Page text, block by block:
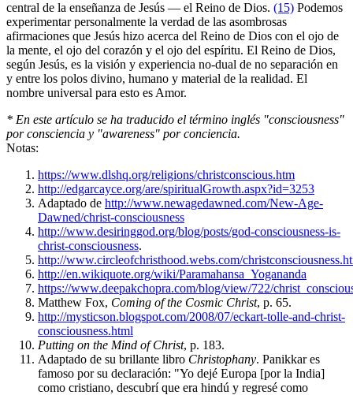
central de la enseñanza de Jesús ― el Reino de Dios. (15) Podemos
experimentar personalmente la verdad de las asombrosas
afirmaciones que Jesús hizo acerca del Reino de Dios con el ojo de
la mente, el ojo del corazón y el ojo del espíritu. El Reino de Dios,
según Jesús, es la visión y experiencia no-dual de no separación en
y entre los polos divino, humano y material de la realidad. El
nombre universal para esto es Amor.
* En este artículo se ha traducido el término inglés "consciousness"
por consciencia y "awareness" por conciencia.
Notas:
https://www.dlshq.org/religions/christconscious.htm
http://edgarcayce.org/are/spiritualGrowth.aspx?id=3253
Adaptado de http://www.newagedawned.com/New-Age-
Dawned/christ-consciousness
http://www.desiringgod.org/blog/posts/god-consciousness-is-
christ-consciousness.
http://www.circleofchristhood.webs.com/
http://en.wikiquote.org/wiki/Paramahansa_Yogananda
https://www.deepakchopra.com/blog/view/722/
Matthew Fox, Coming of the Cosmic Christ, p. 65.
http://mysticson.blogspot.com/2008/07/eckart-tolle-and-christ-
consciousness.html
Putting on the Mind of Christ, p. 183.
Adaptado de su brillante libro Christophany. Panikkar es
famoso por su declaración: "Yo dejé Europa [por la India]
como cristiano, descubrí que era hindú y regresé como